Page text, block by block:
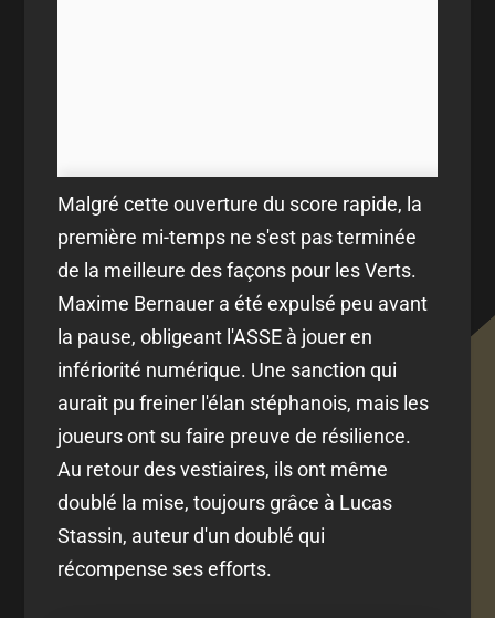
Malgré cette ouverture du score rapide, la
première mi-temps ne s'est pas terminée
de la meilleure des façons pour les Verts.
Maxime Bernauer a été expulsé peu avant
la pause, obligeant l'ASSE à jouer en
infériorité numérique. Une sanction qui
aurait pu freiner l'élan stéphanois, mais les
joueurs ont su faire preuve de résilience.
Au retour des vestiaires, ils ont même
doublé la mise, toujours grâce à Lucas
Stassin, auteur d'un doublé qui
récompense ses efforts.